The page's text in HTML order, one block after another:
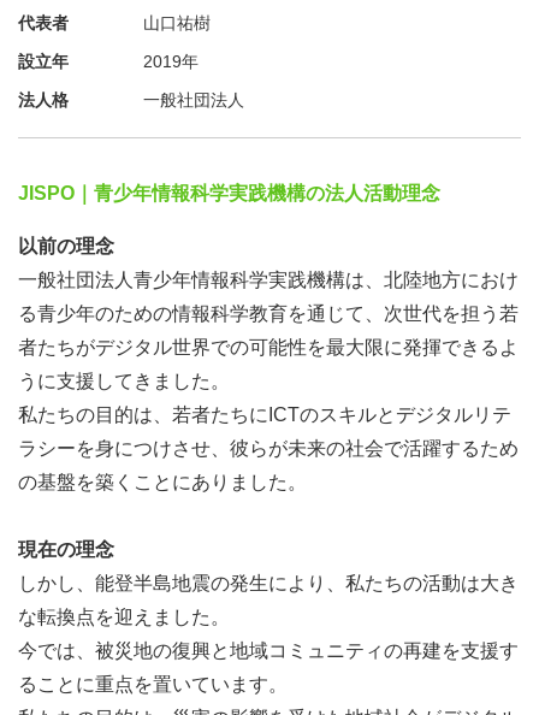
【北陸3県：リサイクル】株式会社バイキング様
【富山県：放送】射水ケーブルネットワーク株式会社様
【石川県：物流】日本海トランスポート株式会社様
【石川県：建築】株式会社 サンテリア様
【愛知県：IT/システム】株式会社東海建物ニードエンジニ
代表者
山口祐樹
設立年
2019年
法人格
一般社団法人
JISPO｜青少年情報科学実践機構の法人活動理念
以前の理念
一般社団法人青少年情報科学実践機構は、北陸地方におけ
る青少年のための情報科学教育を通じて、次世代を担う若
者たちがデジタル世界での可能性を最大限に発揮できるよ
うに支援してきました。
私たちの目的は、若者たちにICTのスキルとデジタルリテ
ラシーを身につけさせ、彼らが未来の社会で活躍するため
の基盤を築くことにありました。
現在の理念
しかし、能登半島地震の発生により、私たちの活動は大き
な転換点を迎えました。
今では、被災地の復興と地域コミュニティの再建を支援す
ることに重点を置いています。